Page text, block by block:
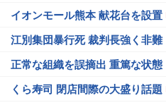
イオンモール熊本 献花台を設置
江別集団暴行死 裁判長強く非難
正常な組織を誤摘出 重篤な状態
くら寿司 閉店間際の大盛り話題